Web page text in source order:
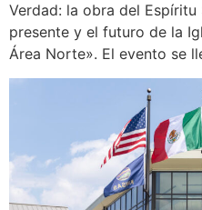
Verdad: la obra del Espíritu
presente y el futuro de la
Área Norte». El evento se